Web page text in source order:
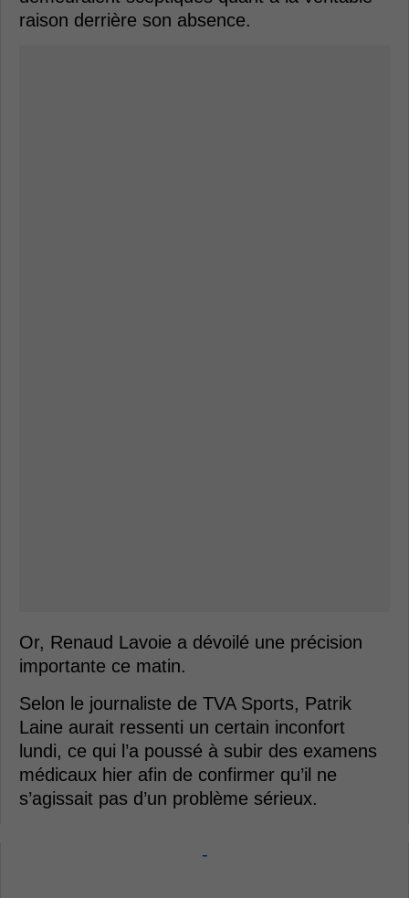
raison derrière son absence.
Or, Renaud Lavoie a dévoilé une précision
importante ce matin.
Selon le journaliste de TVA Sports, Patrik
Laine aurait ressenti un certain inconfort
lundi, ce qui l’a poussé à subir des examens
médicaux hier afin de confirmer qu’il ne
s’agissait pas d’un problème sérieux.
-